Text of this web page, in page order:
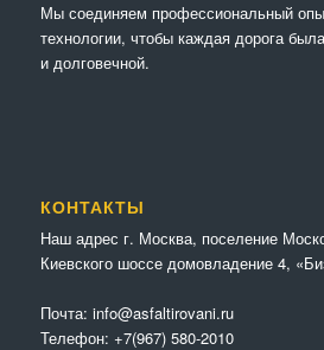
Мы соединяем профессиональный
технологии, чтобы каждая дорога
и долговечной.
КОНТАКТЫ
Наш адрес г. Москва, поселение
Киевского шоссе домовладение 4,
Почта: info@asfaltirovani.ru
Телефон: +7(967) 580-2010